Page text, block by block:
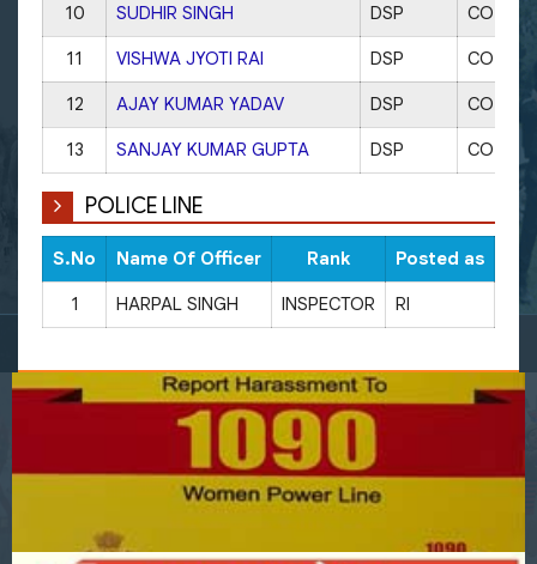
10 SUDHIR SINGH DSP CO
11 VISHWA JYOTI RAI DSP CO
12 AJAY KUMAR YADAV DSP CO
13 SANJAY KUMAR GUPTA DSP CO
POLICE LINE
S.No Name Of Officer Rank Posted as
1 HARPAL SINGH INSPECTOR RI